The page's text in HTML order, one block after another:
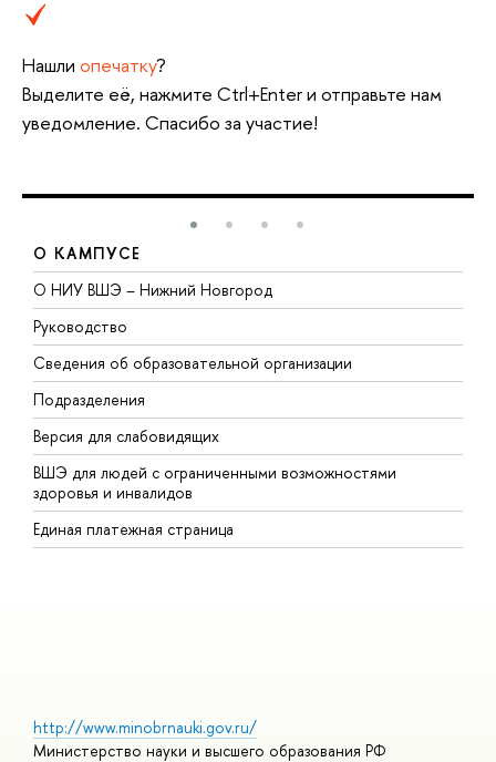
Нашли опечатку?
ыделите её, нажмите Ctrl+Enter и отправьте нам
уведомление. Спасибо за участие!
О КАМПУСЕ
О НИУ ВШЭ – Нижний Новгород
Руководство
Сведения об образовательной организации
Подразделения
ерсия для слабовидящих
ШЭ для людей с ограниченными возможностями
здоровья и инвалидо
Единая платежная страница
http://www.minobrnauki.gov.ru/
Министерство науки и высшего образования РФ